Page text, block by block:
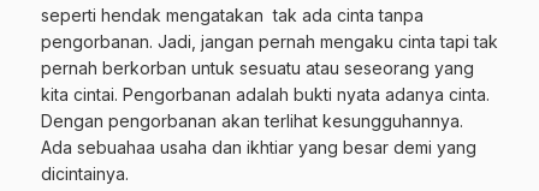
seperti hendak mengatakan tak ada cinta tanpa
pengorbanan. Jadi, jangan pernah mengaku cinta tapi tak
pernah berkorban untuk sesuatu atau seseorang yang
kita cintai. Pengorbanan adalah bukti nyata adanya cinta.
Dengan pengorbanan akan terlihat kesungguhannya.
Ada sebuahaa usaha dan ikhtiar yang besar demi yang
dicintainya.